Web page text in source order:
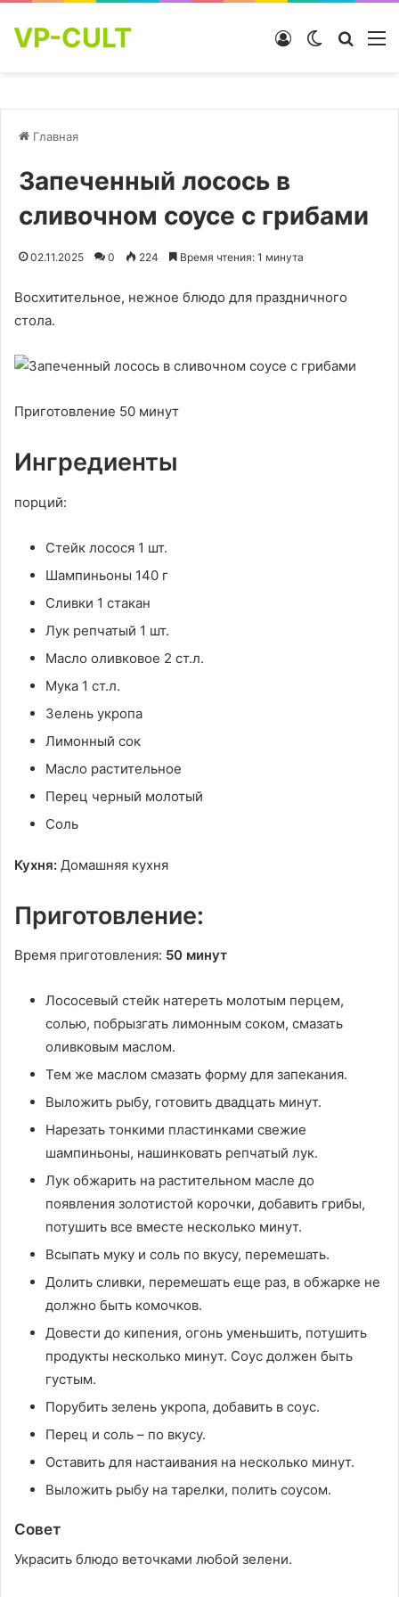
VP-CULT Switch skin
Войти
Главная
Запеченный лосось в
сливочном соусе с грибами
02.11.2025 0 224 Время чтения: 1 минута
Восхитительное, нежное блюдо для праздничного
стола.
Приготовление 50 минут
Ингредиенты
порций:
Стейк лосося 1 шт.
Шампиньоны 140 г
Сливки 1 стакан
Лук репчатый 1 шт.
Масло оливковое 2 ст.л.
Мука 1 ст.л.
Зелень укропа
Лимонный сок
Масло растительное
Перец черный молотый
Соль
Кухня: Домашняя кухня
Приготовление:
Время приготовления: 50 минут
Лососевый стейк натереть молотым перцем,
солью, побрызгать лимонным соком, смазать
оливковым маслом.
Тем же маслом смазать форму для запекания.
Выложить рыбу, готовить двадцать минут.
Нарезать тонкими пластинками свежие
шампиньоны, нашинковать репчатый лук.
Лук обжарить на растительном масле до
появления золотистой корочки, добавить грибы,
потушить все вместе несколько минут.
Всыпать муку и соль по вкусу, перемешать.
Долить сливки, перемешать еще раз, в обжарке не
должно быть комочков.
Довести до кипения, огонь уменьшить, потушить
продукты несколько минут. Соус должен быть
густым.
Порубить зелень укропа, добавить в соус.
Перец и соль – по вкусу.
Оставить для настаивания на несколько минут.
Выложить рыбу на тарелки, полить соусом.
Совет
Украсить блюдо веточками любой зелени.